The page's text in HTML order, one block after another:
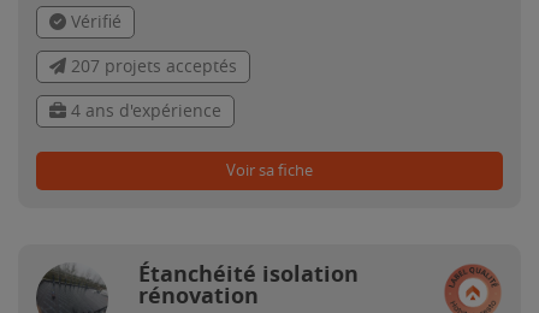
Vérifié
207 projets acceptés
4 ans d'expérience
Voir sa fiche
Étanchéité isolation
rénovation